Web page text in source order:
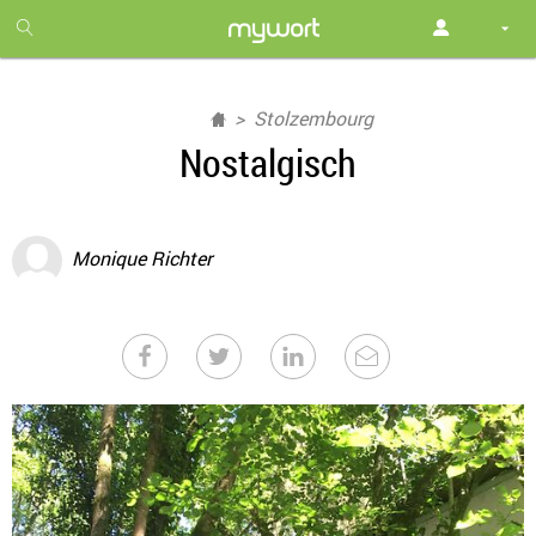
month
free
Stolzembourg
Nostalgisch
Monique Richter